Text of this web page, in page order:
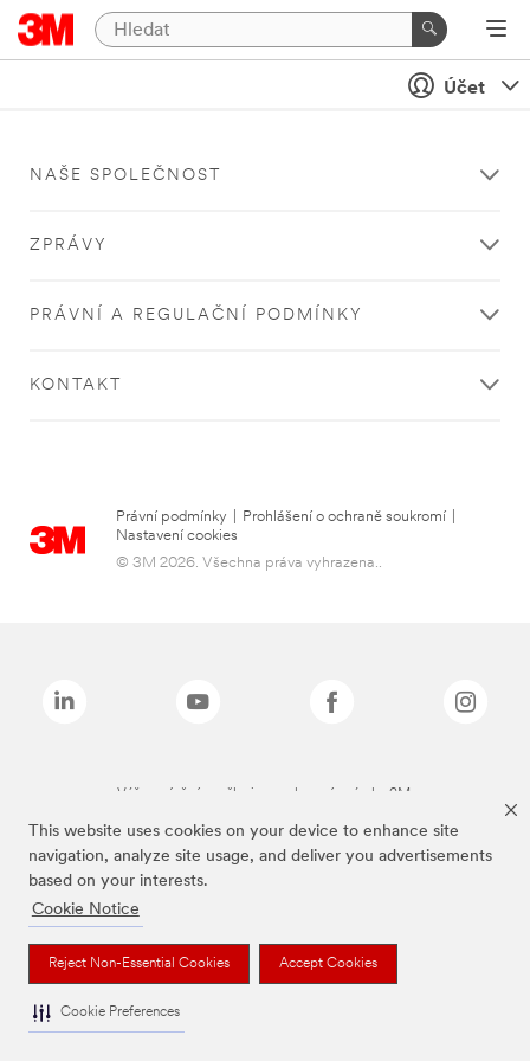
This website uses cookies on your device to enhance site
navigation, analyze site usage, and deliver you advertisements
based on your interests.
Cookie Notice
Reject Non-Essential Cookies Accept Cookies
Cookie Preferences
Účet
NAŠE SPOLEČNOST
ZPRÁVY
PRÁVNÍ A REGULAČNÍ PODMÍNKY
KONTAKT
Právní podmínky Prohlášení o ochraně soukromí
Nastavení cookies
© 3M 2026. Všechna práva vyhrazena..
Výše zmíněné značky jsou ochranné známky 3M.